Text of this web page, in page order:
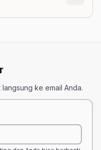
ke email Anda.